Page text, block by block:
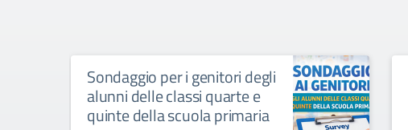
Sondaggio per i genitori degli
alunni delle classi quarte e
quinte della scuola primaria